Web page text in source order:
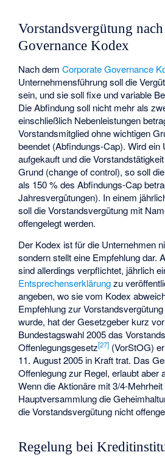
Vorstandsvergütung
Governance Kodex
Nach demCorporate Governance
Unternehmensführung soll die
sein, und sie soll fixe und variable
Die Abfindung soll nicht mehr als
einschließlich Nebenleistungen
Vorstandsmitglied ohne wichtigen
beendet (Abfindungs-Cap). Wird ein
aufgekauft und die
Grund (change of control), so soll
als 150 % des Abfindungs-Cap
Jahresvergütungen). In einem
soll die Vorstandsvergütung mit
offengelegt werden.
Der Kodex ist für die Unternehmen
sondern stellt eine Empfehlung dar.
sind allerdings verpflichtet, jährlich
Entsprechenserklärungzu
angeben, wo sie vom Kodex
Empfehlung zur
wurde, hat der Gesetzgeber kurz
Bundestagswahl 2005 das
Offenlegungsgesetz[27] (VorStOG)
11. August 2005 in Kraft trat. Das
Offenlegung zur Regel, erlaubt aber
Wenn die Aktionäre mit 3/4-
Hauptversammlung die
die Vorstandsvergütung nicht
Regelung bei